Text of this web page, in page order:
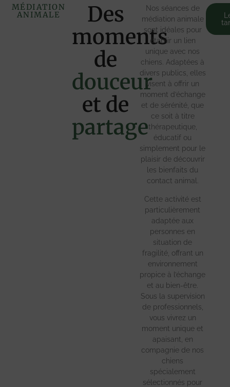
MÉDIATION
ANIMALE
Des
moments
de
douceur
et de
partage
Nos séances de
médiation animale
sont idéales pour
établir un lien
unique avec nos
chiens. Adaptées à
divers publics, elles
visent à offrir un
moment d’échange
et de sérénité, que
ce soit à titre
thérapeutique,
éducatif ou
simplement pour le
plaisir de découvrir
les bienfaits du
contact animal.
Cette activité est
particulièrement
adaptée aux
personnes en
situation de
fragilité, offrant un
environnement
propice à l’échange
et au bien-être.
Sous la supervision
de professionnels,
vous vivrez un
moment unique et
apaisant, en
compagnie de nos
chiens
spécialement
sélectionnés pour